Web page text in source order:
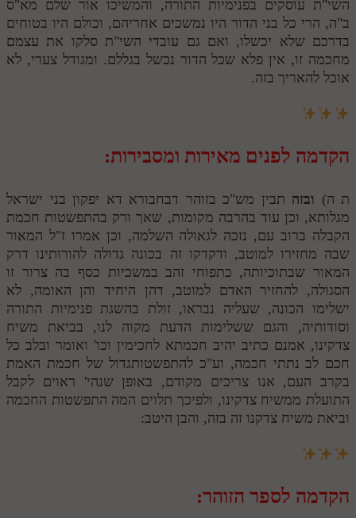
השי"ת עוסקים בפנימיות התורה, והמשיכו אור שלם מא"ס
ב"ה, הרי כל בני הדור היו נמשכים אחריהם, וכולם היו בטוחים
בדרכם שלא יכשלו, ואם גם עובדי השי"ת סלקו את עצמם
מחכמה זו, אין פלא שכל הדור נכשל בגללם. ומגודל צערי, לא
אוכל להאריך בזה.
הקדמה לפנים מאירות ומסבירות:
ת ה) ובזה תבין מש"כ בזוהר דבחבורא דא יפקון בני ישראל
מגלותא, וכן עוד בהרבה מקומות, שאך ורק בהתפשטות חכמת
הקבלה ברוב עם, נזכה לגאולה השלמה, וכן אמרו ז"ל המאור
שבה מחזירו למוטב, ודקדקו זה בכונה גדולה להורותינו דרק
המאור שבתוכיותה, כתפוחי זהב במשכיות כסף בה צרור זו
הסגולה, להחזיר האדם למוטב, דהן היחיד והן האומה, לא
ישלימו הכונה, שעליה נבראו, זולת בהשגת פנימיות התורה
וסודותיה, והגם ששלימות הדעת מקוה לנו, בביאת משיח
צדקינו, אמנם כתיב יהיב חכמתא לחכימין וכו' ואומר ובלב כל
חכם לב נתתי חכמה, וע"כ להתפשטותגדול של חכמת האמת
בקרב העם, אנו צריכים מקודם, באופן שנהי' ראוים לקבל
התועלת ממשיח צדקינו, ולפיכך תלוים המה התפשטות החכמה
וביאת משיח צדקנו זה בזה, והבן היטב:
הקדמה לספר הזוהר: